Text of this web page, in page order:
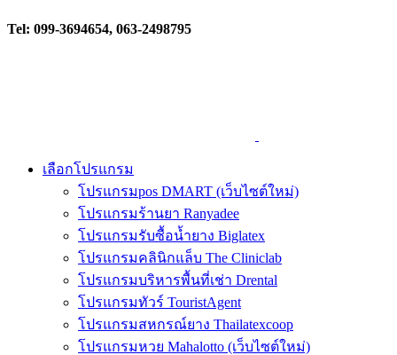
Tel: 099-3694654, 063-2498795
เลือกโปรแกรม
โปรแกรมpos DMART (เว็บไซต์ใหม่)
โปรแกรมร้านยา Ranyadee
โปรแกรมรับซื้อน้ำยาง Biglatex
โปรแกรมคลินิกแล็บ The Cliniclab
โปรแกรมบริหารพื้นที่เช่า Drental
โปรแกรมทัวร์ TouristAgent
โปรแกรมสหกรณ์ยาง Thailatexcoop
โปรแกรมหวย Mahalotto (เว็บไซต์ใหม่)